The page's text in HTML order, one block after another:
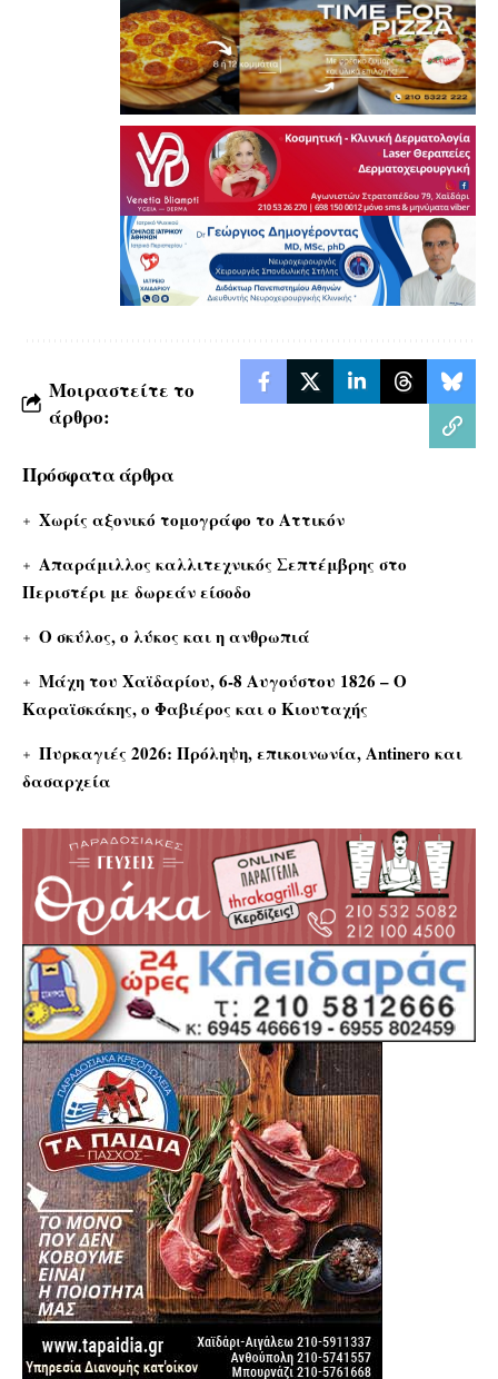
Μοιραστείτε το
άρθρο:
Πρόσφατα άρθρα
Χωρίς αξονικό τομογράφο το Αττικόν
Απαράμιλλος καλλιτεχνικός Σεπτέμβρης στο
Περιστέρι με δωρεάν είσοδο
Ο σκύλος, ο λύκος και η ανθρωπιά
Μάχη του Χαϊδαρίου, 6-8 Αυγούστου 1826 – Ο
Καραϊσκάκης, ο Φαβιέρος και ο Κιουταχής
Πυρκαγιές 2026: Πρόληψη, επικοινωνία, Antinero και
δασαρχεία